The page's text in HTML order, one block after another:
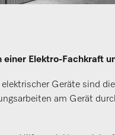
Elektro-
Geräte sind
am Gerät